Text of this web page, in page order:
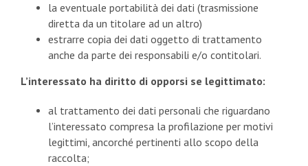
la eventuale portabilità dei dati (trasmissione
diretta da un titolare ad un altro)
estrarre copia dei dati oggetto di trattamento
anche da parte dei responsabili e/o contitolari.
L’interessato ha diritto di opporsi se legittimato:
al trattamento dei dati personali che riguardano
l’interessato compresa la profilazione per motivi
legittimi, ancorché pertinenti allo scopo della
raccolta;